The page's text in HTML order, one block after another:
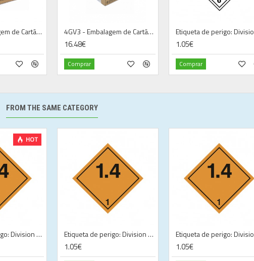
4GV5 - Embalagem de Cartão UN 4GV3 - Embalagem de Cartão UN
16.48€
Comprar
1.05€
Comprar
FROM THE SAME CATEGORY
HOT
Etiqueta de perigo: Division 1.4B—Explosive (100 x 100 mm) Etiqueta de perigo: Division 1.4C—Explosive (100 x 100 mm)
1.05€ 1.05€